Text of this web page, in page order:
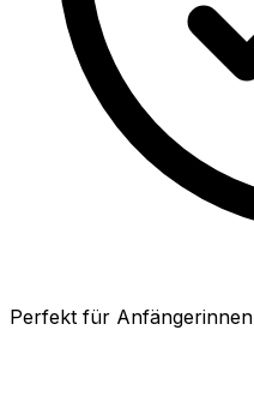
Perfekt für Anfängerinnen